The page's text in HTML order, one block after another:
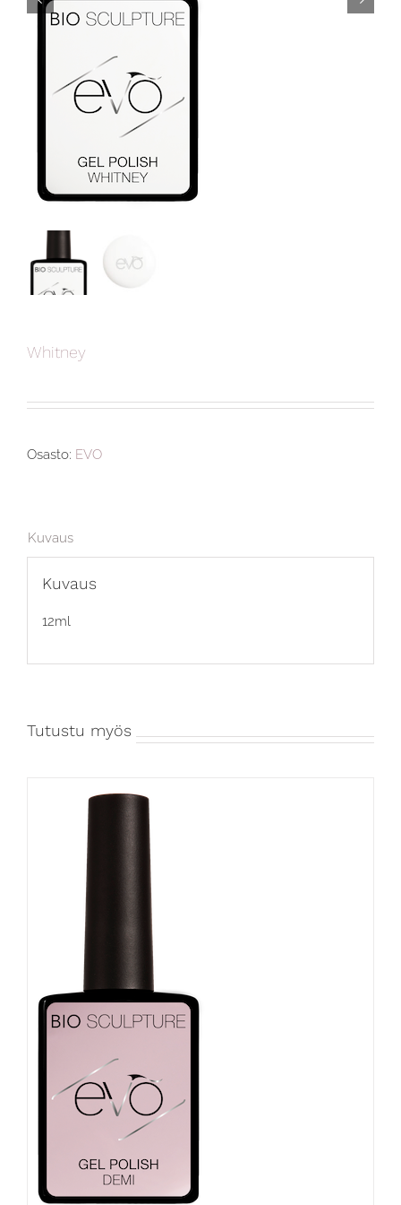
Whitney
Osasto: EVO
Kuvaus
Kuvaus
12ml
Tutustu myös